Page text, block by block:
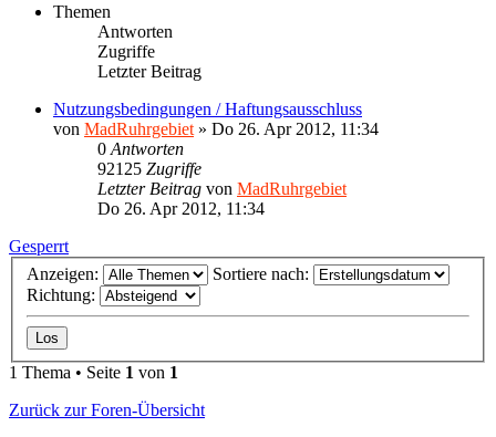
Themen
Antworten
Zugriffe
Letzter Beitrag
Nutzungsbedingungen / Haftungsausschluss
von MadRuhrgebiet » Do 26. Apr 2012, 11:34
0 Antworten
92125 Zugriffe
Letzter Beitrag von MadRuhrgebiet
Do 26. Apr 2012, 11:34
Gesperrt
Anzeigen:
Sortiere nach:
Richtung:
1 Thema • Seite 1 von 1
Zurück zur Foren-Übersicht